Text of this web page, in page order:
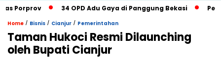
Porprov 34 OPD Adu Gaya di Panggung Bekasi
Home / Bisnis / Cianjur / Pemerintahan
Taman Hukoci Resmi Dilaunching
oleh Bupati Cianjur